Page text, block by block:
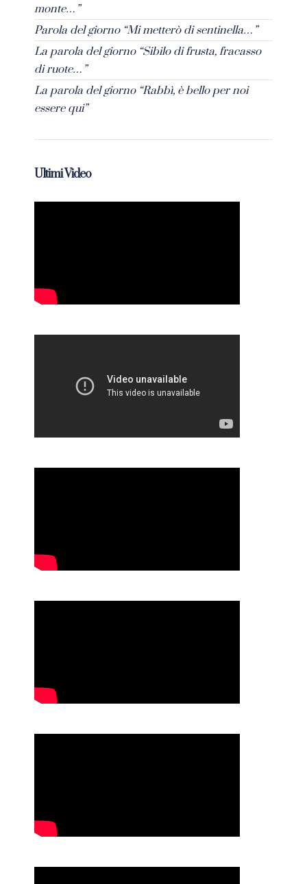
monte…”
Parola del giorno “Mi metterò di sentinella…”
La parola del giorno “Sibilo di frusta, fracasso
di ruote…”
La parola del giorno “Rabbì, è bello per noi
essere qui”
Ultimi Video